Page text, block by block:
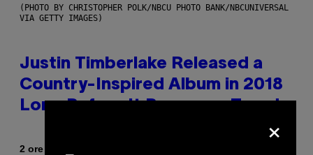
(PHOTO BY CHRISTOPHER POLK/NBCU PHOTO BANK/NBCUNIVERSAL
VIA GETTY IMAGES)
Justin Timberlake Released a
Country-Inspired Album in 2018
Long Before It Became a Trend
2 ore fa
×